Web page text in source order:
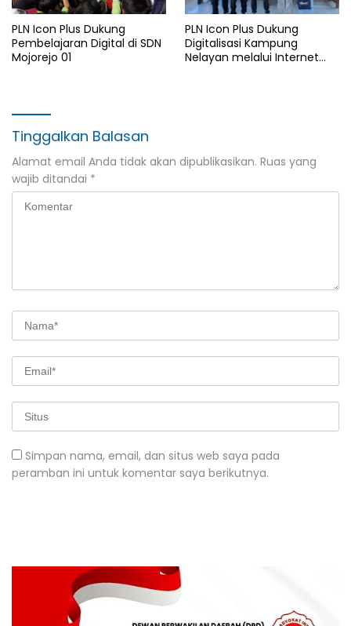
PLN Icon Plus Dukung
Pembelajaran Digital di SDN
Mojorejo 01
PLN Icon Plus Dukung
Digitalisasi Kampung
Nelayan melalui Internet
Tinggalkan Balasan
Alamat email Anda tidak akan dipublikasikan. Ruas yang
wajib ditandai *
Simpan nama, email, dan situs web saya pada
peramban ini untuk komentar saya berikutnya.